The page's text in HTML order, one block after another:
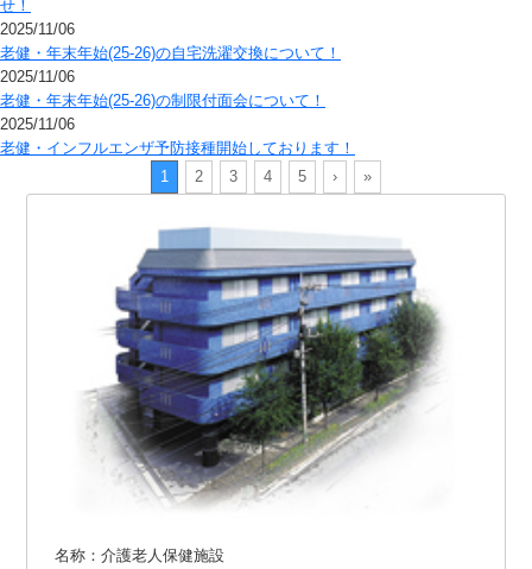
せ！
2025/11/06
老健・年末年始(25-26)の自宅洗濯交換について！
2025/11/06
老健・年末年始(25-26)の制限付面会について！
2025/11/06
老健・インフルエンザ予防接種開始しております！
1
2 3 4 5 › »
名称：介護老人保健施設